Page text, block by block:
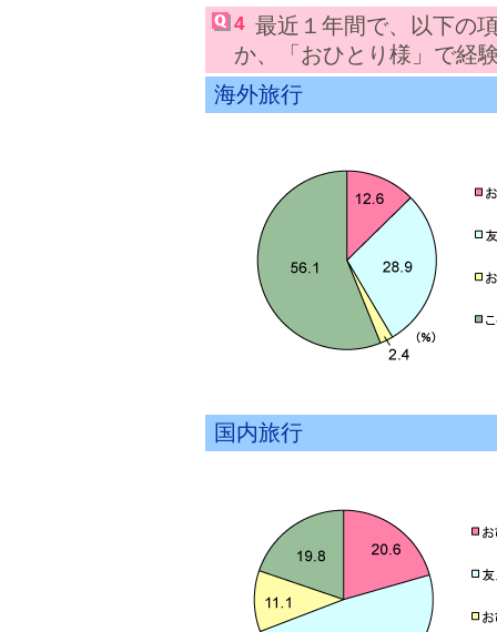
4 最近１年間で、以下の
か、「おひとり様」で経
海外旅行
国内旅行